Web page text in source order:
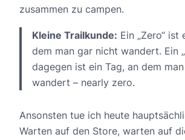
zusammen zu campen.
Kleine Trailkunde: Ein „Zero“ ist
dem man gar nicht wandert. Ein
dagegen ist ein Tag, an dem
wandert – nearly zero.
Ansonsten tue ich heute
Warten auf den Store, warten auf